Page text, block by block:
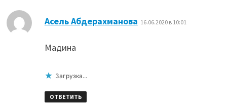
Асель Абдерахманова 16.06.2020 в 10:01
Мадина
Загрузка...
ОТВЕТИТЬ